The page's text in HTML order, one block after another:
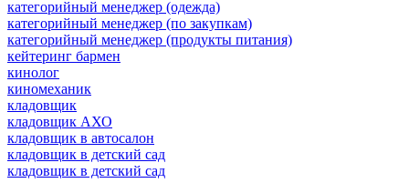
категорийный менеджер (одежда)
категорийный менеджер (по закупкам)
категорийный менеджер (продукты питания)
кейтеринг бармен
кинолог
киномеханик
кладовщик
кладовщик АХО
кладовщик в автосалон
кладовщик в детский сад
кладовщик в детский сад